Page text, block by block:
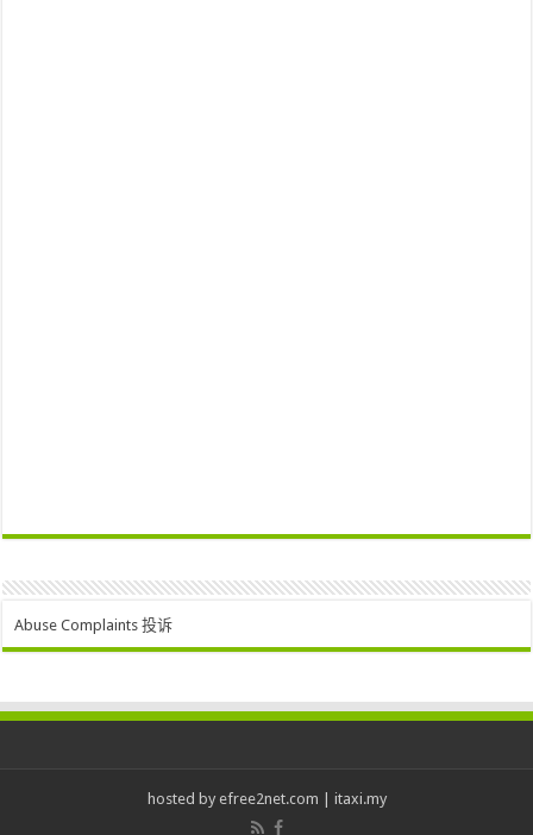
Abuse Complaints 投诉
hosted by efree2net.com | itaxi.my